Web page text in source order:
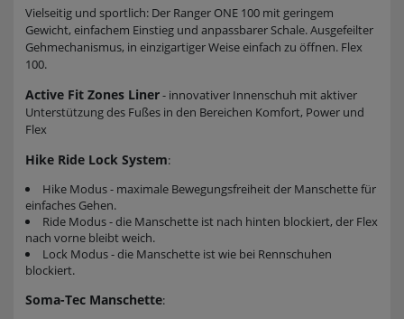
Vielseitig und sportlich: Der Ranger ONE 100 mit geringem
Gewicht, einfachem Einstieg und anpassbarer Schale. Ausgefeilter
Gehmechanismus, in einzigartiger Weise einfach zu öffnen. Flex
100.
Active Fit Zones Liner- innovativer Innenschuh mit aktiver
Unterstützung des Fußes in den Bereichen Komfort, Power und
Flex
Hike Ride Lock System:
Hike Modus - maximale Bewegungsfreiheit der Manschette für
einfaches Gehen.
Ride Modus - die Manschette ist nach hinten blockiert, der Flex
nach vorne bleibt weich.
Lock Modus - die Manschette ist wie bei Rennschuhen
blockiert.
Soma-Tec Manschette: